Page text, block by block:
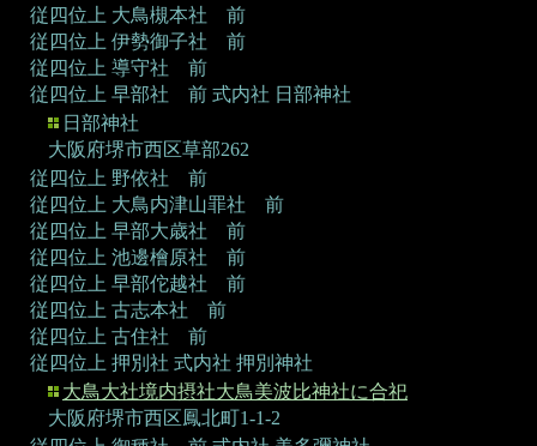
従四位上 大鳥槻本社 前
従四位上 伊勢御子社 前
従四位上 導守社 前
従四位上 早部社 前 式内社 日部神社
日部神社
大阪府堺市西区草部262
従四位上 野依社 前
従四位上 大鳥内津山罪社 前
従四位上 早部大歳社 前
従四位上 池邊檜原社 前
従四位上 早部佗越社 前
従四位上 古志本社 前
従四位上 古住社 前
従四位上 押別社 式内社 押別神社
大鳥大社境内摂社大鳥美波比神社に合祀
大阪府堺市西区鳳北町1-1-2